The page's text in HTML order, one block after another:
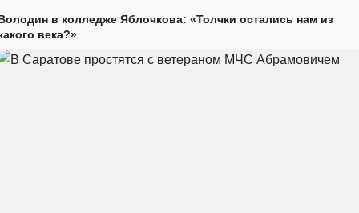
в колледже Яблочкова: «Толчки остались нам из
века?»